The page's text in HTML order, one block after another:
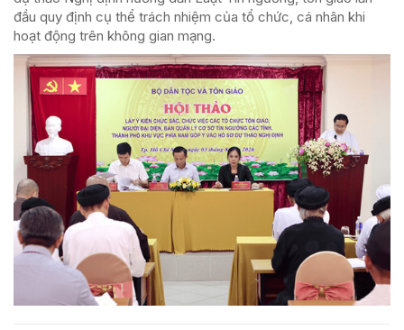
đầu quy định cụ thể trách nhiệm của tổ chức, cá nhân khi
hoạt động trên không gian mạng.